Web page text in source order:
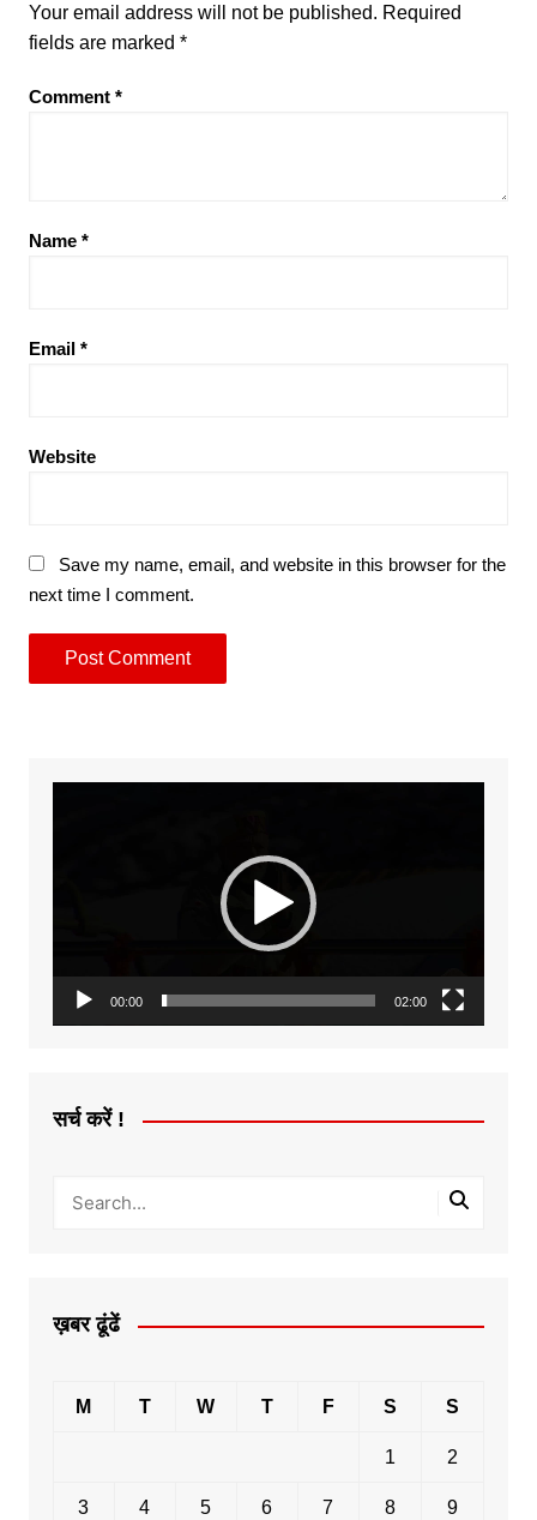
Your email address will not be published. Required
fields are marked *
Comment *
Name *
Email *
Website
Save my name, email, and website in this browser for the
next time I comment.
00:00 02:00
सर्च करें !
ख़बर ढूंढें
M T W T F S S
1 2
3 4 5 6 7 8 9